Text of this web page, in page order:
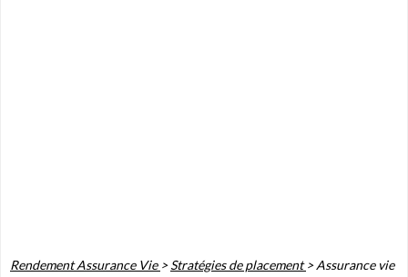
Rendement Assurance Vie >Stratégies de placement >Assurance vie